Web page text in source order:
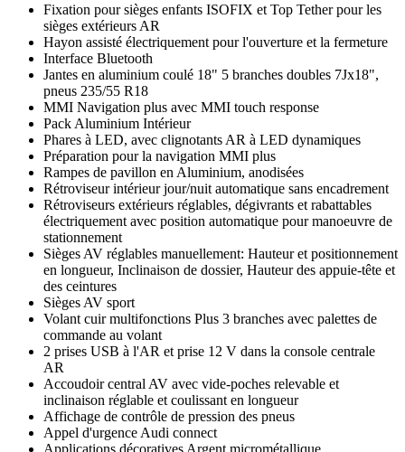
Fixation pour sièges enfants ISOFIX et Top Tether pour les
sièges extérieurs AR
Hayon assisté électriquement pour l'ouverture et la fermeture
Interface Bluetooth
Jantes en aluminium coulé 18" 5 branches doubles 7Jx18",
pneus 235/55 R18
MMI Navigation plus avec MMI touch response
Pack Aluminium Intérieur
Phares à LED, avec clignotants AR à LED dynamiques
Préparation pour la navigation MMI plus
Rampes de pavillon en Aluminium, anodisées
Rétroviseur intérieur jour/nuit automatique sans encadrement
Rétroviseurs extérieurs réglables, dégivrants et rabattables
électriquement avec position automatique pour manoeuvre de
stationnement
Sièges AV réglables manuellement: Hauteur et positionnement
en longueur, Inclinaison de dossier, Hauteur des appuie-tête et
des ceintures
Sièges AV sport
Volant cuir multifonctions Plus 3 branches avec palettes de
commande au volant
2 prises USB à l'AR et prise 12 V dans la console centrale
AR
Accoudoir central AV avec vide-poches relevable et
inclinaison réglable et coulissant en longueur
Affichage de contrôle de pression des pneus
Appel d'urgence Audi connect
Applications décoratives Argent micrométallique